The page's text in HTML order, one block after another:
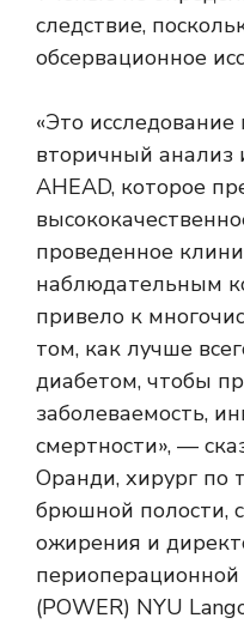
следствие,
обсервационное
«Это исследование
вторичный анализ
AHEAD, которое
проведенное
наблюдательным
привело к
том, как лучше
диабетом, чтобы
заболеваемость,
смертности», —
Оранди, хирург по
брюшной полости,
ожирения и
(POWER) NYU